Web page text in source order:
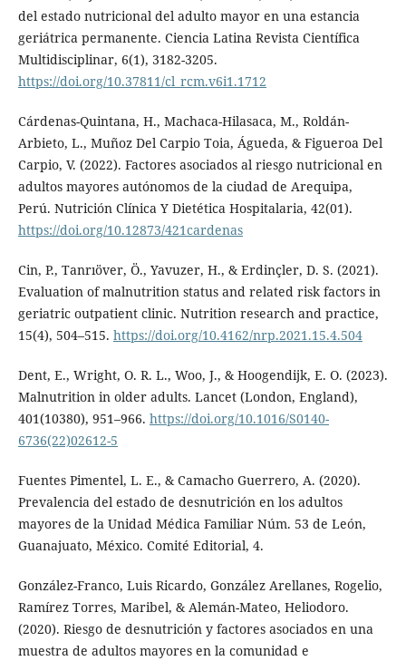
del estado nutricional del adulto mayor en una estancia
geriátrica permanente. Ciencia Latina Revista Científica
Multidisciplinar, 6(1), 3182-3205.
https://doi.org/10.37811/cl_rcm.v6i1.1712
Cárdenas-Quintana, H., Machaca-Hilasaca, M., Roldán-
Arbieto, L., Muñoz Del Carpio Toia, Águeda, & Figueroa Del
Carpio, V. (2022). Factores asociados al riesgo nutricional en
adultos mayores autónomos de la ciudad de Arequipa,
Perú. Nutrición Clínica Y Dietética Hospitalaria, 42(01).
https://doi.org/10.12873/421cardenas
Cin, P., Tanrıöver, Ö., Yavuzer, H., & Erdinçler, D. S. (2021).
Evaluation of malnutrition status and related risk factors in
geriatric outpatient clinic. Nutrition research and practice,
15(4), 504–515. https://doi.org/10.4162/nrp.2021.15.4.504
Dent, E., Wright, O. R. L., Woo, J., & Hoogendijk, E. O. (2023).
Malnutrition in older adults. Lancet (London, England),
401(10380), 951–966. https://doi.org/10.1016/S0140-
6736(22)02612-5
Fuentes Pimentel, L. E., & Camacho Guerrero, A. (2020).
Prevalencia del estado de desnutrición en los adultos
mayores de la Unidad Médica Familiar Núm. 53 de León,
Guanajuato, México. Comité Editorial, 4.
González-Franco, Luis Ricardo, González Arellanes, Rogelio,
Ramírez Torres, Maribel, & Alemán-Mateo, Heliodoro.
(2020). Riesgo de desnutrición y factores asociados en una
muestra de adultos mayores en la comunidad e